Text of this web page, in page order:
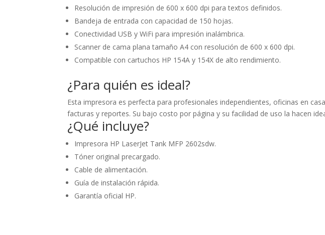
Resolución de impresión de 600 x 600 dpi para textos definidos.
Bandeja de entrada con capacidad de 150 hojas.
Conectividad USB y WiFi para impresión inalámbrica.
Scanner de cama plana tamaño A4 con resolución de 600 x 600 dpi.
Compatible con cartuchos HP 154A y 154X de alto rendimiento.
¿Para quién es ideal?
Esta impresora es perfecta para profesionales independientes, oficinas en
facturas y reportes. Su bajo costo por página y su facilidad de uso la hacen
¿Qué incluye?
Impresora HP LaserJet Tank MFP 2602sdw.
Tóner original precargado.
Cable de alimentación.
Guía de instalación rápida.
Garantía oficial HP.